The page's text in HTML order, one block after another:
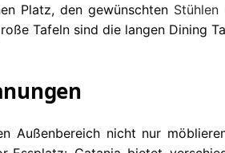
Platz, den gewünschten Stühlen
Tafeln sind die langen Dining
Außenbereich nicht nur